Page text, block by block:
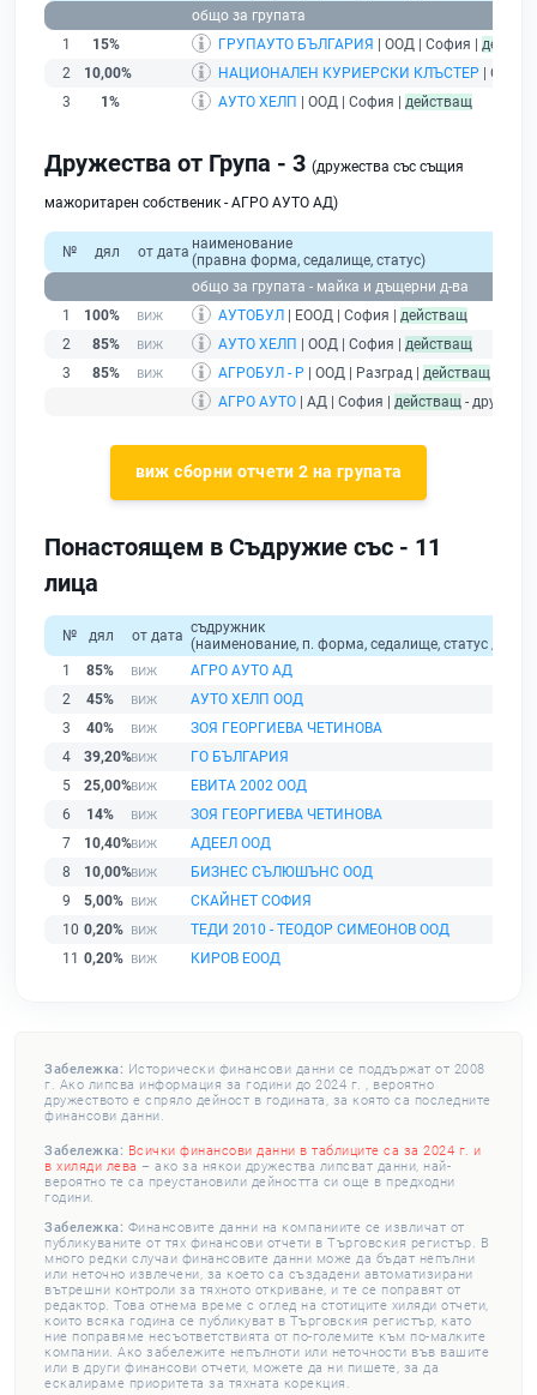
общо за групата
1
15% ГРУПАУТО БЪЛГАРИЯ | ООД | София |
2
10,00% НАЦИОНАЛЕН КУРИЕРСКИ КЛЪСТЕР | ООД |
3
1% АУТО ХЕЛП | ООД | София | действащ
Дружества от Група - 3 (дружества със същия
мажоритарен собственик - АГРО АУТО АД)
№ дял от дата наименование
(правна форма, седалище, статус)
общо за групата - майка и дъщерни д-ва
1
100% АУТОБУЛ | ЕООД | София | действащ
2
85% АУТО ХЕЛП | ООД | София | действащ
3
85% АГРОБУЛ - Р | ООД | Разград | действащ
АГРО АУТО | АД | София | действащ -
виж сборни отчети 2 на групата
Понастоящем в Съдружие със - 11
лица
№ дял от дата съдружник
(наименование, п. форма, седалище, статус /
1
85%
АГРО АУТО АД
2
45%
АУТО ХЕЛП ООД
3
40%
ЗОЯ ГЕОРГИЕВА ЧЕТИНОВА
4
39,20%
ГО БЪЛГАРИЯ
5
25,00%
ЕВИТА 2002 ООД
6
14%
ЗОЯ ГЕОРГИЕВА ЧЕТИНОВА
7
10,40%
АДЕЕЛ ООД
8
10,00%
БИЗНЕС СЪЛЮШЪНС ООД
9
5,00%
СКАЙНЕТ СОФИЯ
10 0,20%
ТЕДИ 2010 - ТЕОДОР СИМЕОНОВ ООД
11 0,20% КИРОВ ЕООД
Забележка: Исторически финансови данни се поддържат от 2008
г. Ако липсва информация за години до 2024 г. , вероятно
дружеството е спряло дейност в годината, за която са последните
финансови данни.
Забележка: Всички финансови данни в таблиците са за 2024 г. и
в хиляди лева – ако за някои дружества липсват данни, най-
вероятно те са преустановили дейността си още в предходни
години.
Забележка: Финансовите данни на компаниите се извличат от
публикуваните от тях финансови отчети в Търговския регистър. В
много редки случаи финансовите данни може да бъдат непълни
или неточно извлечени, за което са създадени автоматизирани
вътрешни контроли за тяхното откриване, и те се поправят от
редактор. Това отнема време с оглед на стотиците хиляди отчети,
които всяка година се публикуват в Търговския регистър, като
ние поправяме несъответствията от по-големите към по-малките
компании. Ако забележите непълноти или неточности във вашите
или в други финансови отчети, можете да ни пишете, за да
ескалираме приоритета за тяхната корекция.